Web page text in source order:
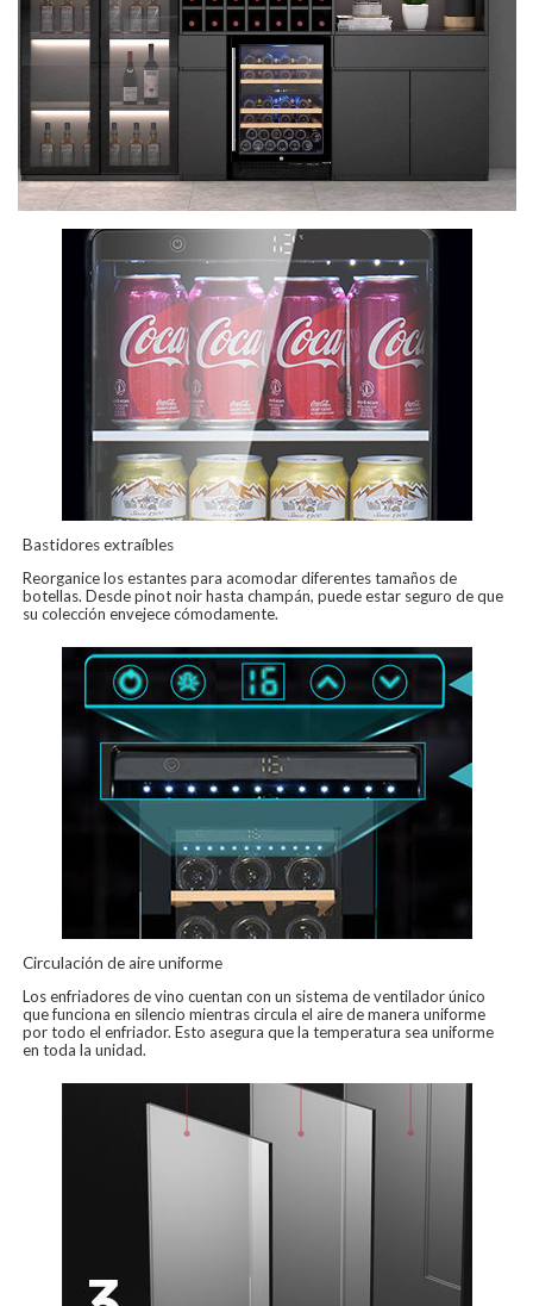
Bastidores extraíbles
Reorganice los estantes para acomodar diferentes tamaños de
botellas. Desde pinot noir hasta champán, puede estar seguro de que
su colección envejece cómodamente.
Circulación de aire uniforme
Los enfriadores de vino cuentan con un sistema de ventilador único
que funciona en silencio mientras circula el aire de manera uniforme
por todo el enfriador. Esto asegura que la temperatura sea uniforme
en toda la unidad.